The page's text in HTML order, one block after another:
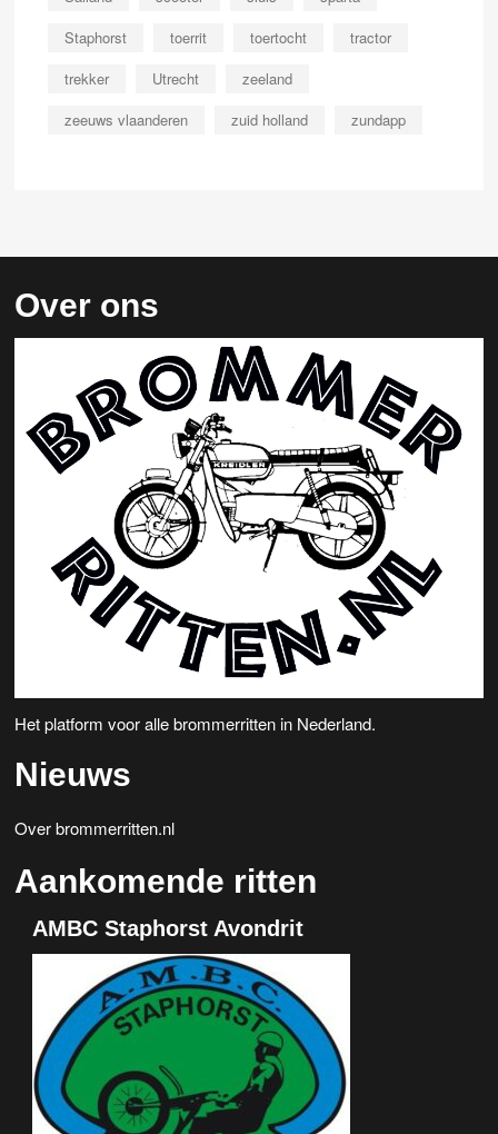
Staphorst
toerrit toertocht
tractor
trekker
Utrecht
zeeland
zeeuws vlaanderen
zuid holland zundapp
Over ons
Het platform voor alle brommerritten in Nederland.
Nieuws
Over brommerritten.nl
Aankomende ritten
AMBC Staphorst Avondrit